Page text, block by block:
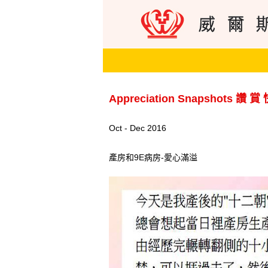
Appreciation Snapshots 讚 賞
Oct - Dec 2016
產房和9E病房-愛心滿溢